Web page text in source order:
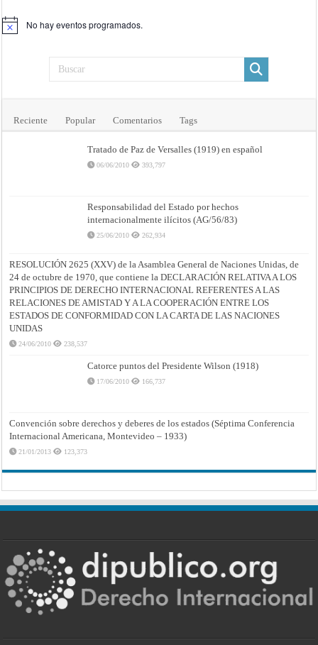
Aviso No hay eventos programados.
Reciente Popular Comentarios Tags
Tratado de Paz de Versalles (1919) en español
06/06/2010 393,797
Responsabilidad del Estado por hechos
internacionalmente ilícitos (AG/56/83)
25/06/2010 262,934
RESOLUCIÓN 2625 (XXV) de la Asamblea General de Naciones Unidas, de
24 de octubre de 1970, que contiene la DECLARACIÓN RELATIVA A LOS
PRINCIPIOS DE DERECHO INTERNACIONAL REFERENTES A LAS
RELACIONES DE AMISTAD Y A LA COOPERACIÓN ENTRE LOS
ESTADOS DE CONFORMIDAD CON LA CARTA DE LAS NACIONES
UNIDAS
24/06/2010 238,537
Catorce puntos del Presidente Wilson (1918)
17/06/2010 166,737
Convención sobre derechos y deberes de los estados (Séptima Conferencia
Internacional Americana, Montevideo – 1933)
21/01/2013 123,373